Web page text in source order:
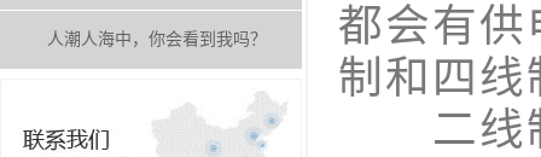
人潮人海中，你会看到我吗？
都会有供
制和四线
二线制